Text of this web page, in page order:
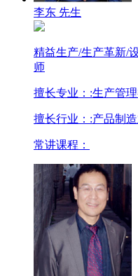
李东 先生
精益生产/生产革新/
师
擅长专业： :生产管
擅长行业： :产品制造
常讲课程：